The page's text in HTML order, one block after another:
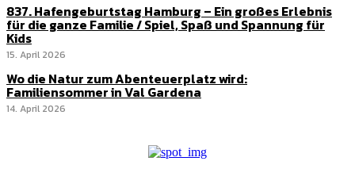
837. Hafengeburtstag Hamburg – Ein großes Erlebnis
für die ganze Familie / Spiel, Spaß und Spannung für
Kids
15. April 2026
Wo die Natur zum Abenteuerplatz wird:
Familiensommer in Val Gardena
14. April 2026